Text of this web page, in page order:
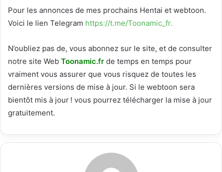
Pour les annonces de mes prochains Hentai et webtoon.
Voici le lien Telegram https://t.me/Toonamic_fr.
N’oubliez pas de, vous abonnez sur le site, et de consulter
notre site Web Toonamic.fr de temps en temps pour
vraiment vous assurer que vous risquez de toutes les
dernières versions de mise à jour. Si le webtoon sera
bientôt mis à jour ! vous pourrez télécharger la mise à jour
gratuitement.